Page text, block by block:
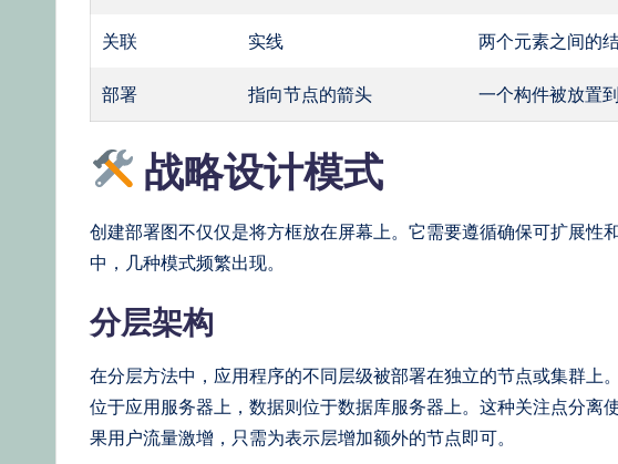
关联 实线 两个元素之间的
部署 指向节点的箭头 一个构件被放置
战略设计模式
创建部署图不仅仅是将方框放在屏幕上。它需要遵循确保可扩展性
中，几种模式频繁出现。
分层架构
在分层方法中，应用程序的不同层级被部署在独立的节点或集群上
位于应用服务器上，数据则位于数据库服务器上。这种关注点分离
果用户流量激增，只需为表示层增加额外的节点即可。